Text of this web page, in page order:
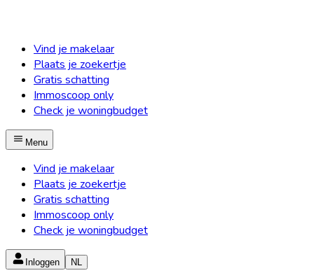
Vind je makelaar
Plaats je zoekertje
Gratis schatting
Immoscoop only
Check je woningbudget
Menu
Vind je makelaar
Plaats je zoekertje
Gratis schatting
Immoscoop only
Check je woningbudget
Inloggen NL